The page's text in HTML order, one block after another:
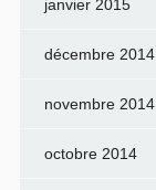
janvier 2015
décembre 2014
novembre 2014
octobre 2014